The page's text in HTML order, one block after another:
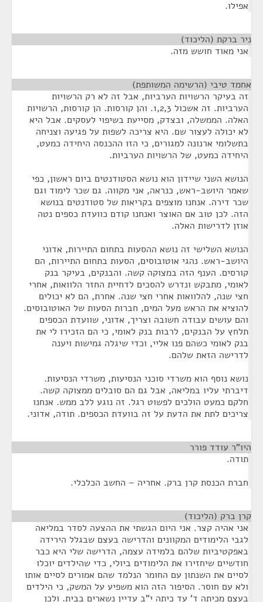
אפילו.
ניר ברקת (הליכוד)
אני מאוד חושש מזה.
אחמד טיבי (הרשימה המשותפת)
זה בעיקר הרשויות הערביות, אבל זה לא רק הרשויות
הערביות. זה אשכול 1,2,3. והן קורסות. הן קורסות, הרשויות
האלה. הממשלה, ובצדק, מסייעת בשיפוי לעסקים. אבל היא
לא יכולה לעצור שם. היא צריכה לשפות על פגיעה וצניחה
בתשלומי ארנונה למגורים, כי הזו ההכנסה היחידה כמעט,
היחידה כמעט, של הרשויות הערביות.
הנושא השני שיידון הוא נושא הסטודנטים ביום ראשון, כפי
שאמר היושב-ראש, כנראה, אני מקווה. גם שכר לימוד וגם
שכר דירה. אנחנו מוצפים בקריאות של סטודנטים בנושא
הזה. לכן טוב אם האוצר ואנחנו קודם כוועדת כספים נטה
אוזן לדרישות האלה.
הנושא השלישי זה נושא ההסעות בתחום התיירות, אדוני
היושב-ראש. נהגי אוטובוסים, הסעות בתחום התיירות, הם
קורסים. הענף הזה במצוקה קשה. והבנקים, בעיקר בנק
לאומי, מתבקש ונדרש להסכים לדחיית החזר הלוואות, אחרי
חצי שנה, להלוואות אחרי חצי שנה. אחרת, הם לא יכולים
להוציא את הראש מעל המים, חברות הסעות של האוטובוסים.
והם עושים עבודה חשובה וצריך, אדוני, שוועדת הכספים
תלחץ על הבנקים, לרבות בנק לאומי, כי הם הזכירו לי את
בנק לאומי כשהם פנו אליי, וכדי שיגלה גמישות ויענה
לדרישה הזאת שלהם.
נושא נוסף הוא משרדי סוכני הנסיעות, משרדי הנסיעות.
דיברתי עליו במליאה, אבל גם הם סובלים ממצוקה קשה.
חלקם כמעט הולכים לפשוט רגל. זה נוגע ללב ממש. אנחנו
צריכים לתת את הדעת על זה בוועדת הכספים. תודה, אדוני.
היו"ר עודד פורר
תודה.
חברת הכנסת קרן ברק. אחריה – החשב הכלכלי.
קרן ברק (הליכוד)
אני אהיה קצר. אני היום הגשתי את ההצעה לסדר במליאה
לגבי הלימודים המקוונים והדרישה בעצם שבגלל הירידה
באפקטיביות שלהם בלמידה עצמה, הדרישה שלי היא כבר
חודשיים שיחזירו את הלימודים ביולי, כדי שהילדים יוכלו
לסיים את השנתון עם החומר הנלמד שהם אמורים לסיים אותו
ולא עם חוסר. הסיפור הזה הוא משפיע על המשק, כי הילדים
בעצם מכיתה ד' עד כיתה י"ב עדיין נשארים בבית. ולכן